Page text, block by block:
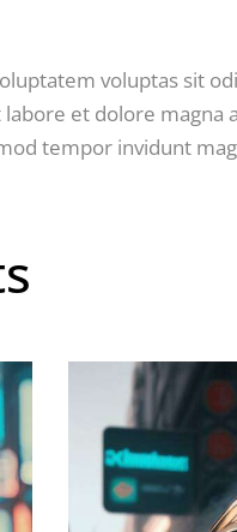
voluptas sit
et dolore magna
tempor invidunt